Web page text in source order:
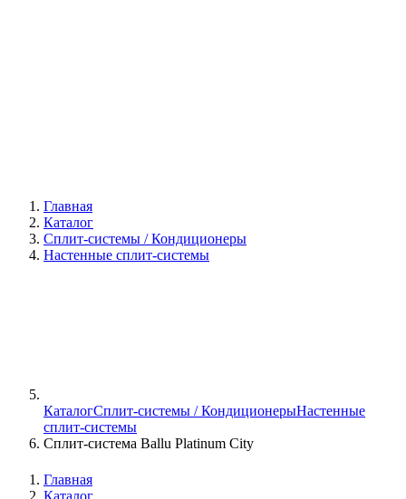
Главная
Каталог
Сплит-системы / Кондиционеры
Настенные сплит-системы
КаталогСплит-системы / КондиционерыНастенные
сплит-системы
Сплит-система Ballu Platinum City
Главная
Каталог